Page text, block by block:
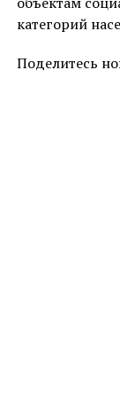
категорий
Поделитесь